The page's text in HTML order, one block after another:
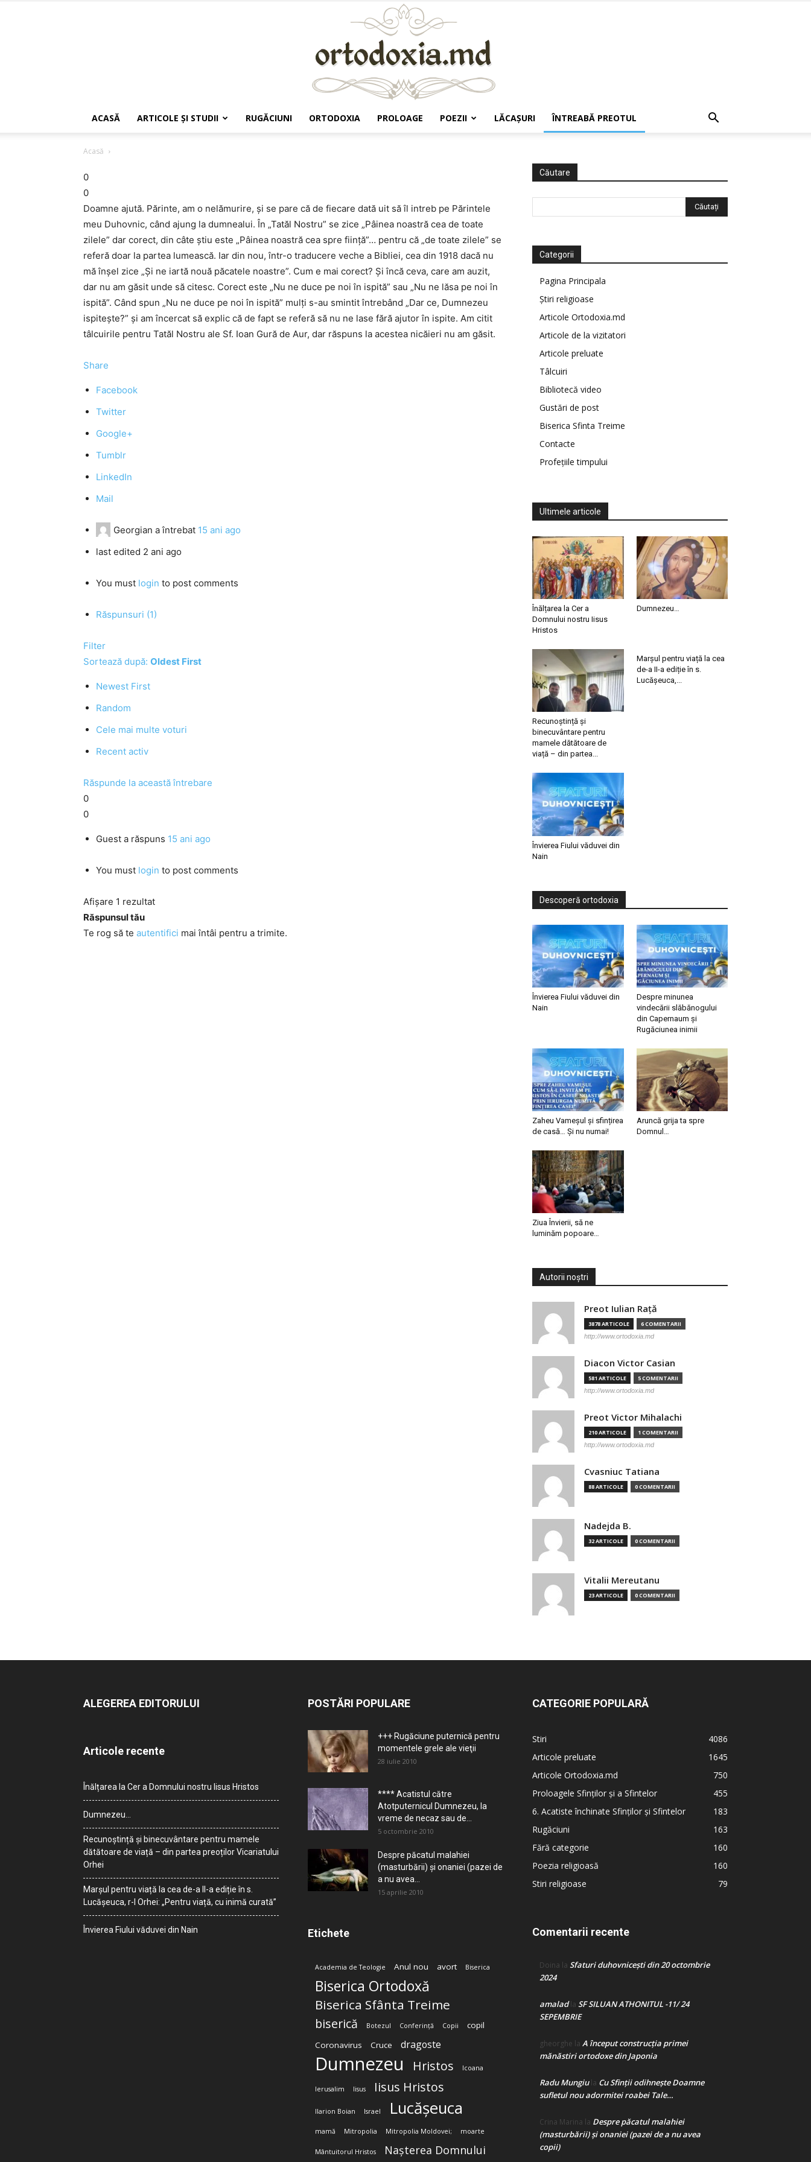
ACASĂ ARTICOLE ŞI STUDII RUGĂCIUNI ORTODOXIA PROLOAGE POEZII LĂCAŞURI ÎNTREABĂ PREOTUL
Acasă
0
0
Doamne ajută. Părinte, am o nelămurire, şi se pare că de fiecare dată uit să îl intreb pe Părintele
meu Duhovnic, când ajung la dumnealui. În „Tatăl Nostru” se zice „Pâinea noastră cea de toate
zilele” dar corect, din câte ştiu este „Pâinea noastră cea spre fiinţă”… pentru că „de toate zilele” se
referă doar la partea lumească. Iar din nou, într-o traducere veche a Bibliei, cea din 1918 dacă nu
mă înşel zice „Şi ne iartă nouă păcatele noastre”. Cum e mai corect? Şi încă ceva, care am auzit,
dar nu am găsit unde să citesc. Corect este „Nu ne duce pe noi în ispită” sau „Nu ne lăsa pe noi în
ispită”. Când spun „Nu ne duce pe noi în ispită” mulţi s-au smintit întrebând „Dar ce, Dumnezeu
ispiteşte?” şi am încercat să explic că de fapt se referă să nu ne lase fără ajutor în ispite. Am citit
tâlcuirile pentru Tatăl Nostru ale Sf. Ioan Gură de Aur, dar răspuns la acestea nicăieri nu am găsit.
Share
Facebook
Twitter
Google+
Tumblr
LinkedIn
Mail
Georgian a întrebat 15 ani ago
last edited 2 ani ago
You must login to post comments
Răspunsuri (1)
Filter
Sortează după: Oldest First
Newest First
Random
Cele mai multe voturi
Recent activ
Răspunde la această întrebare
0
0
Guest a răspuns 15 ani ago
You must login to post comments
Afișare 1 rezultat
Răspunsul tău
Te rog să te autentifici mai întâi pentru a trimite.
Căutare
Categorii
Pagina Principala
Știri religioase
Articole Ortodoxia.md
Articole de la vizitatori
Articole preluate
Tâlcuiri
Bibliotecă video
Gustări de post
Biserica Sfinta Treime
Contacte
Profețiile timpului
Ultimele articole
Înălțarea la Cer a
Domnului nostru Iisus
Hristos
Dumnezeu…
Recunoștință și
binecuvântare pentru
mamele dătătoare de
viață – din partea...
Marșul pentru viață la cea
de-a II-a ediție în s.
Lucășeuca,...
Învierea Fiului văduvei din
Nain
Descoperă ortodoxia
Învierea Fiului văduvei din
Nain
Despre minunea
vindecării slăbănogului
din Capernaum și
Rugăciunea inimii
Zaheu Vameșul și sfințirea
de casă… Și nu numai!
Aruncă grija ta spre
Domnul…
Ziua Învierii, să ne
luminăm popoare…
Autorii noștri
Preot Iulian Raţă
3878 ARTICOLE 6 COMENTARII
http://www.ortodoxia.md
Diacon Victor Casian
581 ARTICOLE 5 COMENTARII
http://www.ortodoxia.md
Preot Victor Mihalachi
210 ARTICOLE 1 COMENTARII
http://www.ortodoxia.md
Cvasniuc Tatiana
88 ARTICOLE 0 COMENTARII
Nadejda B.
32 ARTICOLE 0 COMENTARII
Vitalii Mereutanu
23 ARTICOLE 0 COMENTARII
ALEGEREA EDITORULUI
Articole recente
Înălțarea la Cer a Domnului nostru Iisus Hristos
Dumnezeu…
Recunoștință și binecuvântare pentru mamele
dătătoare de viață – din partea preoților Vicariatului
Orhei
Marșul pentru viață la cea de-a II-a ediție în s.
Lucășeuca, r-l Orhei: „Pentru viață, cu inimă curată”
Învierea Fiului văduvei din Nain
POSTĂRI POPULARE
+++ Rugăciune puternică pentru
momentele grele ale vieţii
28 iulie 2010
**** Acatistul către
Atotputernicul Dumnezeu, la
vreme de necaz sau de...
5 octombrie 2010
Despre păcatul malahiei
(masturbării) şi onaniei (pazei de
a nu avea...
15 aprilie 2010
Etichete
Academia de Teologie Anul nou avort Biserica
Biserica Ortodoxă
Biserica Sfânta Treime
biserică Botezul Conferință Copii
copil
Coronavirus
Cruce dragoste
Dumnezeu Hristos Icoana
Ierusalim Iisus Iisus Hristos
Ilarion Boian Israel Lucășeuca
mamă Mitropolia Mitropolia Moldovei; moarte
Mântuitorul Hristos Nașterea Domnului
CATEGORIE POPULARĂ
Stiri
4086
Articole preluate
1645
Articole Ortodoxia.md
750
Proloagele Sfinților și a Sfintelor
455
6. Acatiste închinate Sfinților și Sfintelor
183
Rugăciuni
163
Fără categorie
160
Poezia religioasă
160
Stiri religioase
79
Comentarii recente
Doina la Sfaturi duhovnicești din 20 octombrie
2024
amaladla SF SILUAN ATHONITUL -11/ 24
SEPEMBRIE
gheorghe la A început construcţia primei
mănăstiri ortodoxe din Japonia
Radu Mungiula Cu Sfinții odihnește Doamne
sufletul nou adormitei roabei Tale…
Crina Marina la Despre păcatul malahiei
(masturbării) şi onaniei (pazei de a nu avea
copii)